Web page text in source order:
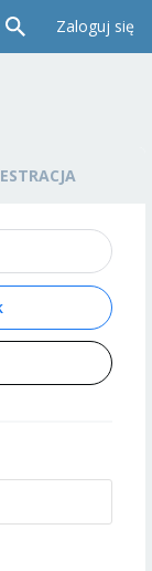
Zaloguj się